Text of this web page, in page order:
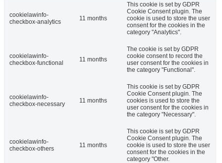
cookielawinfo-
checkbox-analytics
11 months
This cookie is set by GDPR
Cookie Consent plugin. The
cookie is used to store the user
consent for the cookies in the
category "Analytics".
cookielawinfo-
checkbox-functional
11 months
The cookie is set by GDPR
cookie consent to record the
user consent for the cookies in
the category "Functional".
cookielawinfo-
checkbox-necessary
11 months
This cookie is set by GDPR
Cookie Consent plugin. The
cookies is used to store the
user consent for the cookies in
the category "Necessary".
cookielawinfo-
checkbox-others
11 months
This cookie is set by GDPR
Cookie Consent plugin. The
cookie is used to store the user
consent for the cookies in the
category "Other.